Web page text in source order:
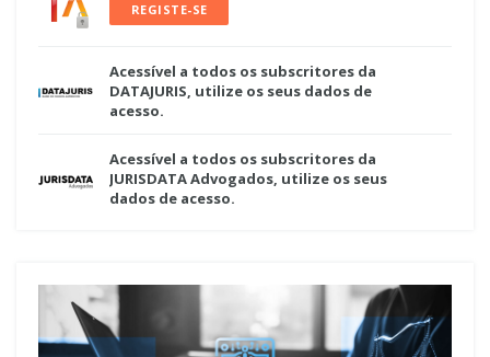
REGISTE-SE
Acessível a todos os subscritores da
DATAJURIS, utilize os seus dados de
acesso.
Acessível a todos os subscritores da
JURISDATA Advogados, utilize os seus
dados de acesso.